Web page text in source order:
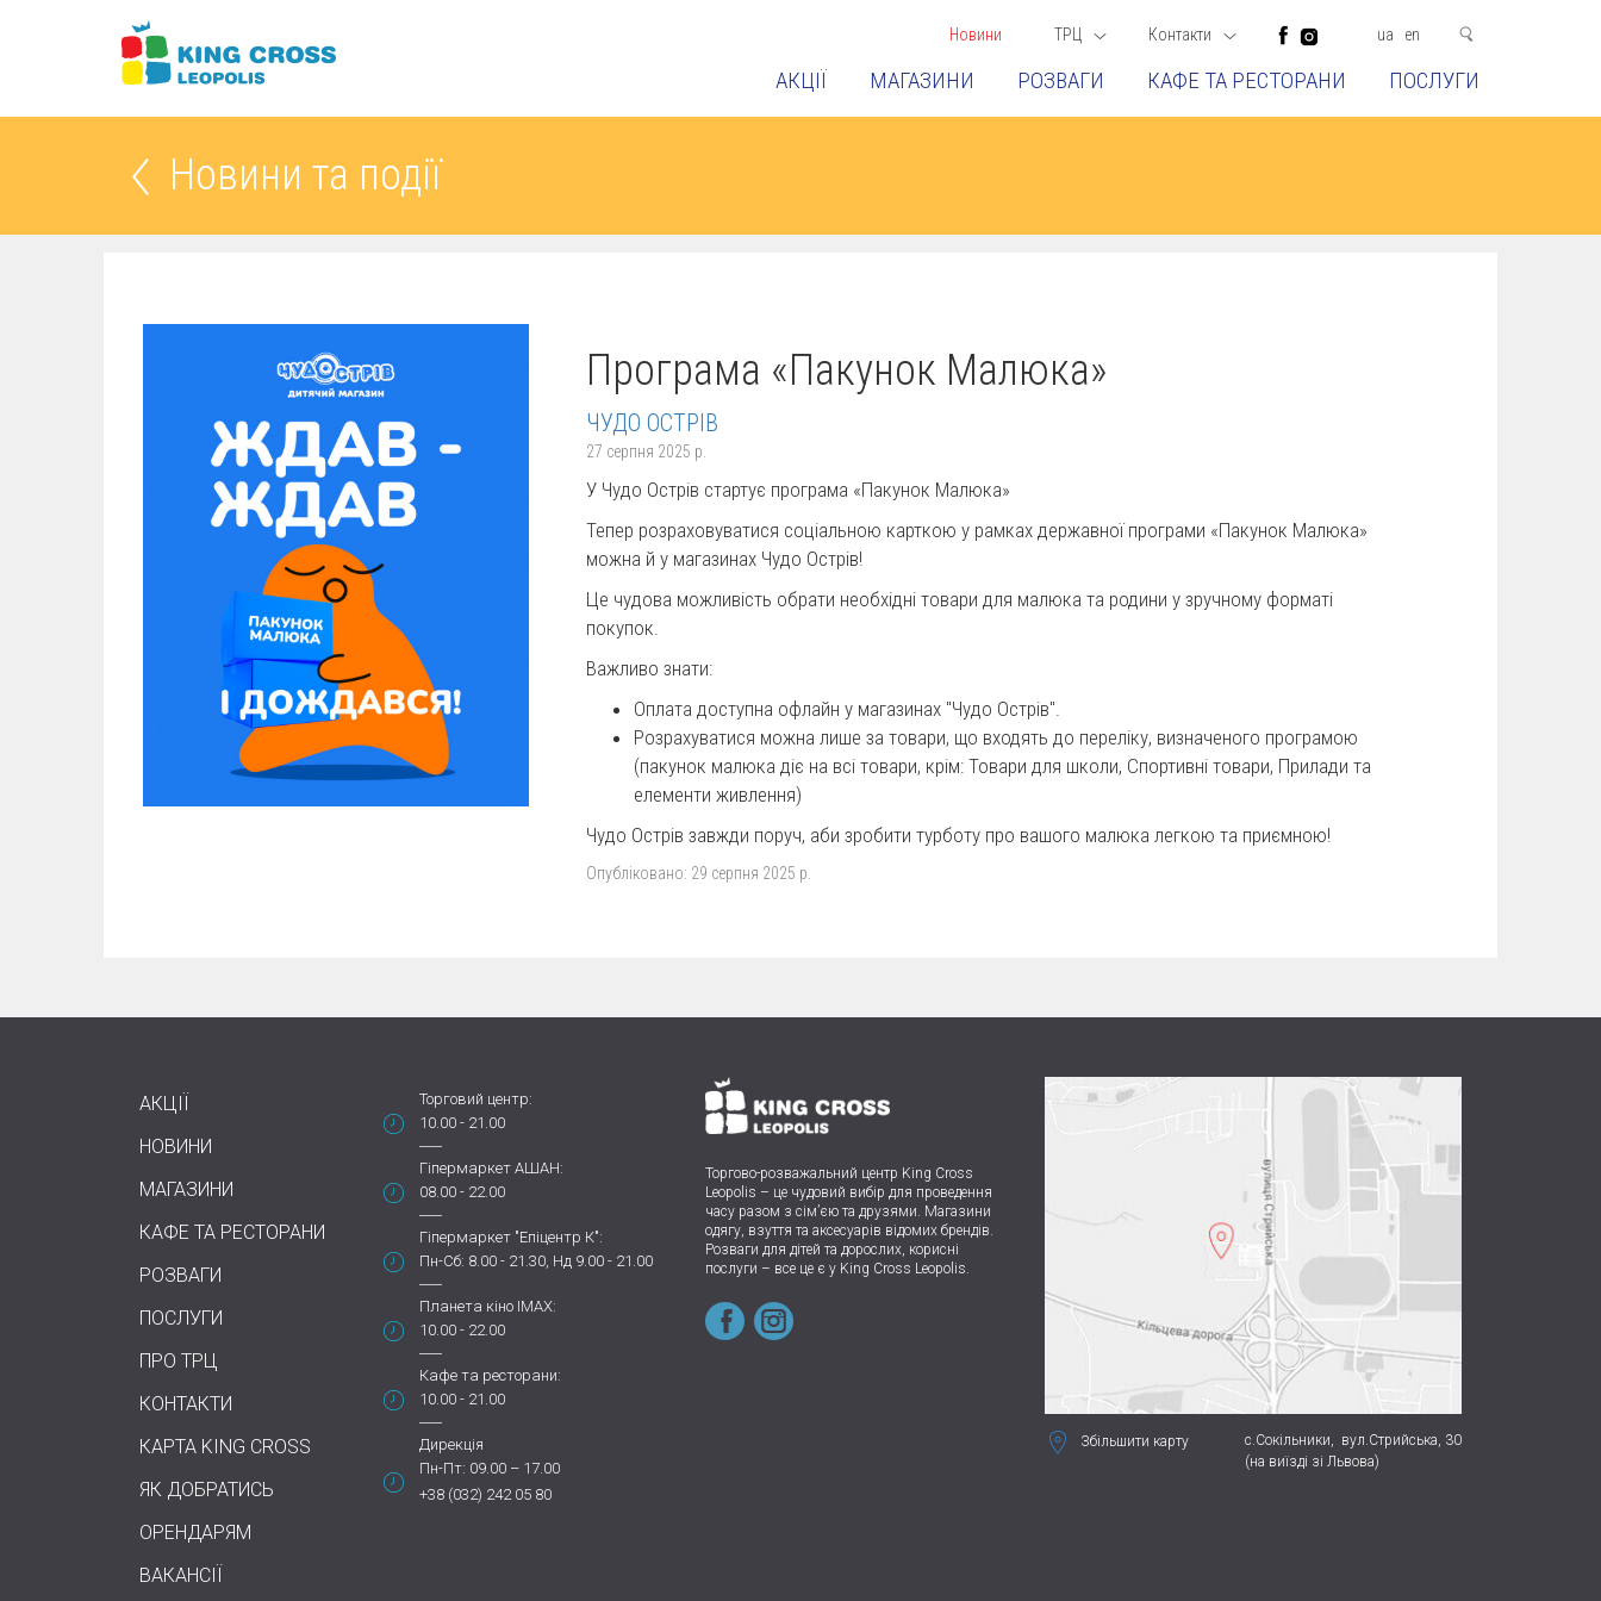
Новини ТРЦ Контакти ua en
АКЦІЇ МАГАЗИНИ РОЗВАГИ КАФЕ ТА РЕСТОРАНИ ПОСЛУГИ
Новини та події
Програма «Пакунок Малюка»
ЧУДО ОСТРІВ
27 серпня 2025 р.
У Чудо Острів стартує програма «Пакунок Малюка»
Тепер розраховуватися соціальною карткою у рамках державної програми «Пакунок Малюка»
можна й у магазинах Чудо Острів!
Це чудова можливість обрати необхідні товари для малюка та родини у зручному форматі
покупок.
Важливо знати:
Оплата доступна офлайн у магазинах "Чудо Острів".
Розрахуватися можна лише за товари, що входять до переліку, визначеного програмою
(пакунок малюка діє на всі товари, крім: Товари для школи, Спортивні товари, Прилади та
елементи живлення)
Чудо Острів завжди поруч, аби зробити турботу про вашого малюка легкою та приємною!
Опубліковано: 29 серпня 2025 р.
АКЦІЇ
НОВИНИ
МАГАЗИНИ
КАФЕ ТА РЕСТОРАНИ
РОЗВАГИ
ПОСЛУГИ
ПРО ТРЦ
КОНТАКТИ
КАРТА KING CROSS
ЯК ДОБРАТИСЬ
ОРЕНДАРЯМ
ВАКАНСІЇ
Торговий центр:
10.00 - 21.00
Гіпермаркет АШАН:
08.00 - 22.00
Гіпермаркет "Епіцентр К":
Пн-Сб: 8.00 - 21.30, Нд 9.00 - 21.00
Планета кіно IMAX:
10.00 - 22.00
Кафе та ресторани:
10.00 - 21.00
Дирекція
Пн-Пт: 09.00 – 17.00
+38 (032) 242 05 80
Торгово-розважальний центр King Cross
Leopolis – це чудовий вибір для проведення
часу разом з сім’єю та друзями. Магазини
одягу, взуття та аксесуарів відомих брендів.
Розваги для дітей та дорослих, корисні
послуги – все це є у King Cross Leopolis.
Збільшити карту с.Сокільники, вул.Стрийська, 30
(на виїзді зі Львова)